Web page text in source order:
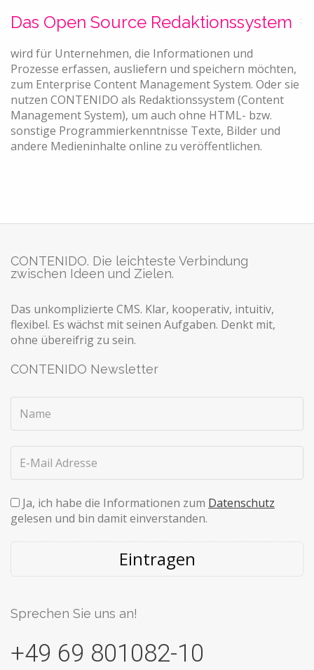
Das Open Source Redaktionssystem
wird für Unternehmen, die Informationen und
Prozesse erfassen, ausliefern und speichern möchten,
zum Enterprise Content Management System. Oder sie
nutzen CONTENIDO als Redaktionssystem (Content
Management System), um auch ohne HTML- bzw.
sonstige Programmierkenntnisse Texte, Bilder und
andere Medieninhalte online zu veröffentlichen.
CONTENIDO. Die leichteste Verbindung
zwischen Ideen und Zielen.
Das unkomplizierte CMS. Klar, kooperativ, intuitiv,
flexibel. Es wächst mit seinen Aufgaben. Denkt mit,
ohne übereifrig zu sein.
CONTENIDO Newsletter
Ja, ich habe die Informationen zum Datenschutz
gelesen und bin damit einverstanden.
Eintragen
Sprechen Sie uns an!
+49 69 801082-10